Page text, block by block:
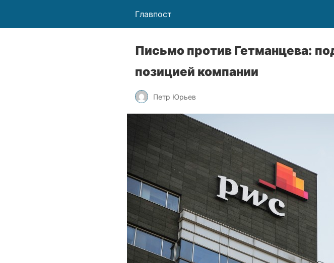
Главпост
Письмо против Гетманцева:
позицией компании
Петр Юрьев